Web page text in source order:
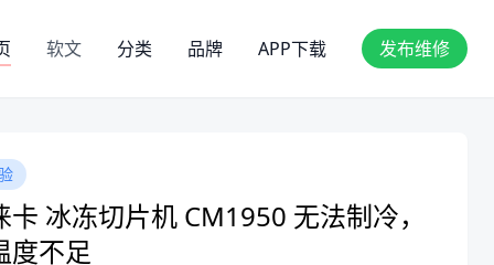
软文 分类 品牌 APP下载 发布维修
卡 冰冻切片机 CM1950 无法制冷，
度不足